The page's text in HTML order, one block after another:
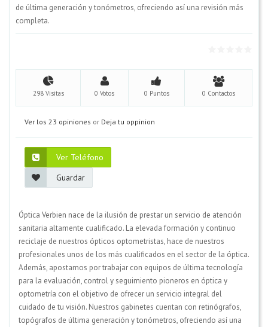
de última generación y tonómetros, ofreciendo así una revisión más
completa.
298 Visitas 0 Votos 0 Puntos 0 Contactos
Ver los 23 opiniones or Deja tu oppinion
Ver Teléfono
Guardar
Óptica Verbien nace de la ilusión de prestar un servicio de atención
sanitaria altamente cualificado. La elevada formación y continuo
reciclaje de nuestros ópticos optometristas, hace de nuestros
profesionales unos de los más cualificados en el sector de la óptica.
Además, apostamos por trabajar con equipos de última tecnología
para la evaluación, control y seguimiento pioneros en óptica y
optometría con el objetivo de ofrecer un servicio integral del
cuidado de tu visión. Nuestros gabinetes cuentan con retinógrafos,
topógrafos de última generación y tonómetros, ofreciendo así una